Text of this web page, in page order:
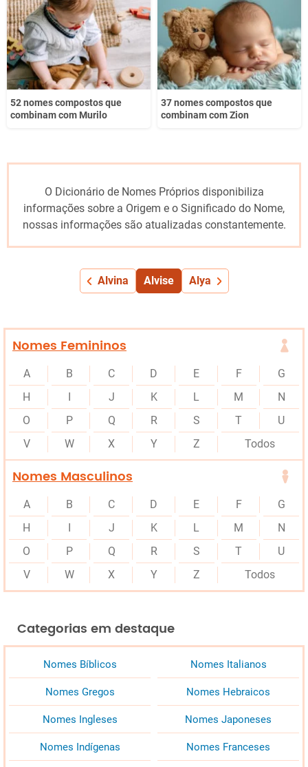
52 nomes compostos que
combinam com Murilo
37 nomes compostos que
combinam com Zion
O Dicionário de Nomes Próprios disponibiliza
informações sobre a Origem e o Significado do Nome,
nossas informações são atualizadas constantemente.
Alvina Alvise Alya
Nomes Femininos
A B C D E F
G
H
J K L M
N
O
P Q R S T
U
V
W X Y Z Todos
Nomes Masculinos
A B C D E F
G
H
J K L M
N
O
P Q R S T
U
V
W X Y Z Todos
Categorias em destaque
Nomes Bíblicos Nomes Italianos
Nomes Gregos Nomes Hebraicos
Nomes Ingleses Nomes Japoneses
Nomes Indígenas Nomes Franceses